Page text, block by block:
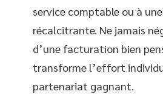
service comptable ou à
récalcitrante. Ne jamais
d’une facturation bien
transforme l’effort
partenariat gagnant.